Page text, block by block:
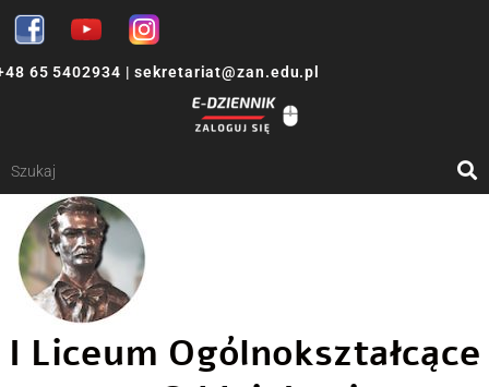
65 5402934 | sekretariat@zan.edu.pl
I Liceum Ogólnokształcące